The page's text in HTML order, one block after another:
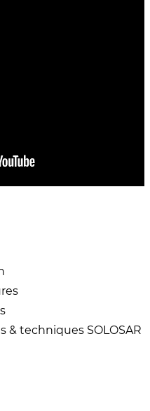
techniques SOLOSAR